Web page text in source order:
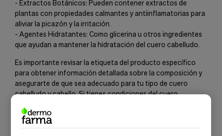
- Extractos Botánicos: Pueden contener extractos de
plantas con propiedades calmantes y antiinflamatorias para
aliviar la picazón y la irritación.
- Agentes Hidratantes: Como glicerina u otros ingredientes
que ayudan a mantener la hidratación del cuero cabelludo.
Es importante revisar la etiqueta del producto específico
para obtener información detallada sobre la composición y
asegurarte de que sea adecuado para tu tipo de cuero
cabelludo y cabello. Si tienes condiciones del cuero
a un dermatólogo para un diagnóstico y tratamiento
adecuados.